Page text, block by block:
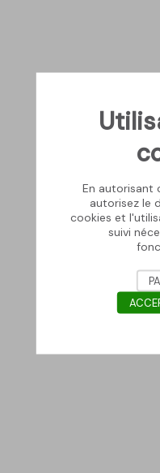
En autorisant
autorisez le
cookies et
suivi